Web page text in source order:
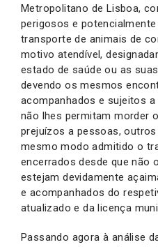
Metropolitano de Lisboa,
perigosos e
transporte de animais de
motivo atendível,
estado de saúde ou as
devendo os mesmos
acompanhados e sujeitos
não lhes permitam morder
prejuízos a pessoas,
mesmo modo admitido o
encerrados desde que não
estejam devidamente
e acompanhados do
atualizado e da licença
Passando agora à análise